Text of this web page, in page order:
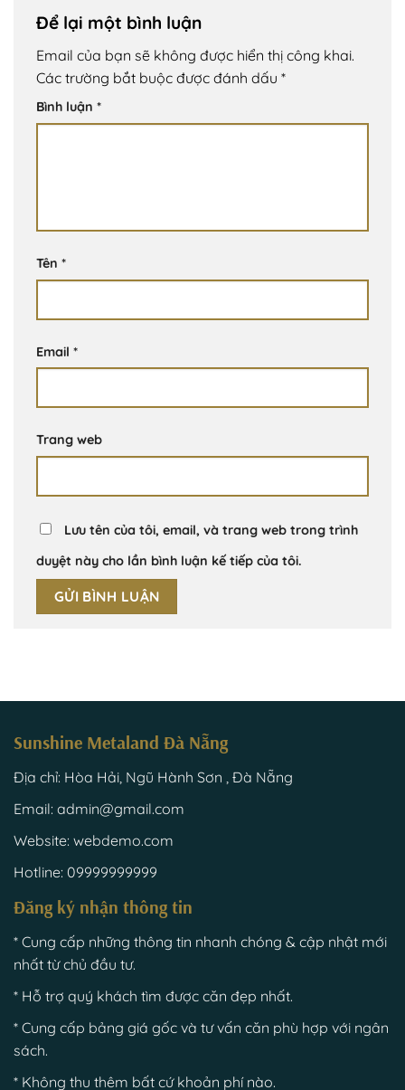
Để lại một bình luận
Email của bạn sẽ không được hiển thị công khai.
Các trường bắt buộc được đánh dấu *
Bình luận *
Tên *
Email *
Trang web
Lưu tên của tôi, email, và trang web trong trình
duyệt này cho lần bình luận kế tiếp của tôi.
Sunshine Metaland Đà Nẵng
Địa chỉ: Hòa Hải, Ngũ Hành Sơn , Đà Nẵng
Email: admin@gmail.com
Website: webdemo.com
Hotline: 09999999999
Đăng ký nhận thông tin
* Cung cấp những thông tin nhanh chóng & cập nhật mới
nhất từ chủ đầu tư.
* Hỗ trợ quý khách tìm được căn đẹp nhất.
* Cung cấp bảng giá gốc và tư vấn căn phù hợp với ngân
sách.
* Không thu thêm bất cứ khoản phí nào.